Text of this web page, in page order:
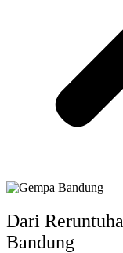
Dari
Bandung